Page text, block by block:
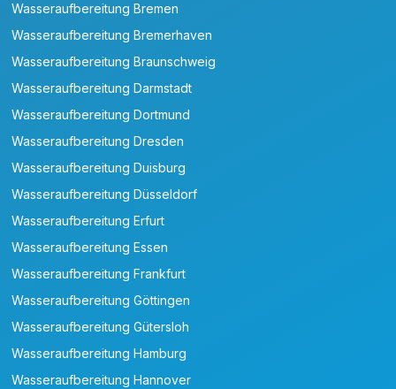
Wasseraufbereitung Bremen
Wasseraufbereitung Bremerhaven
Wasseraufbereitung Braunschweig
Wasseraufbereitung Darmstadt
Wasseraufbereitung Dortmund
Wasseraufbereitung Dresden
Wasseraufbereitung Duisburg
Wasseraufbereitung Düsseldorf
Wasseraufbereitung Erfurt
Wasseraufbereitung Essen
Wasseraufbereitung Frankfurt
Wasseraufbereitung Göttingen
Wasseraufbereitung Gütersloh
Wasseraufbereitung Hamburg
Wasseraufbereitung Hannover